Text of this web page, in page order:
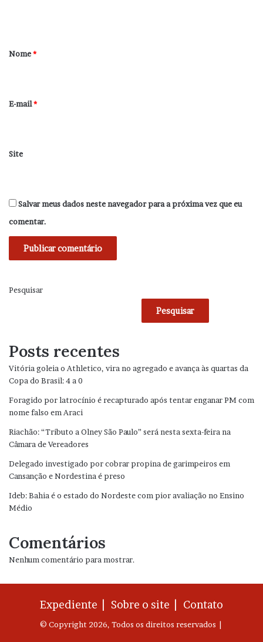
r
*
Nome*
E-mail*
Site
Salvar meus dados neste navegador para a próxima vez que eu
comentar.
Pesquisar
Pesquisar
Posts recentes
Vitória goleia o Athletico, vira no agregado e avança às quartas da
Copa do Brasil: 4 a 0
Foragido por latrocínio é recapturado após tentar enganar PM com
nome falso em Araci
Riachão: “Tributo a Olney São Paulo” será nesta sexta-feira na
Câmara de Vereadores
Delegado investigado por cobrar propina de garimpeiros em
Cansanção e Nordestina é preso
Ideb: Bahia é o estado do Nordeste com pior avaliação no Ensino
Médio
Comentários
Nenhum comentário para mostrar.
Expediente | Sobre o site | Contato
© Copyright 2026, Todos os direitos reservados |